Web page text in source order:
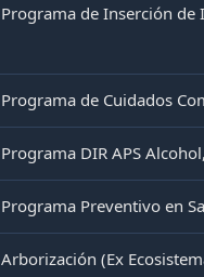
Programa de Inserción de
Programa de Cuidados
Programa DIR APS
Programa Preventivo en
Arborización (Ex